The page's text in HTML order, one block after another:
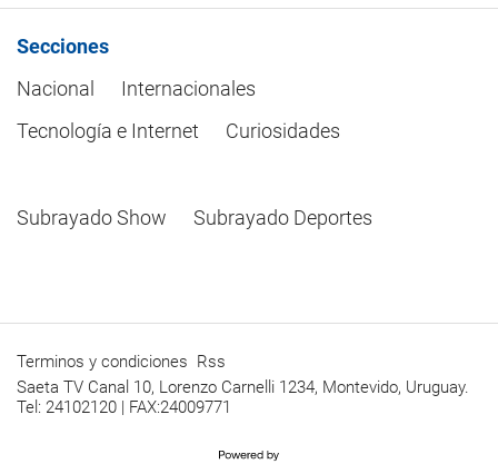
Secciones
Nacional
Internacionales
Tecnología e Internet
Curiosidades
Subrayado Show Subrayado Deportes
Terminos y condiciones Rss
Saeta TV Canal 10, Lorenzo Carnelli 1234, Montevido, Uruguay.
Tel: 24102120 | FAX:24009771